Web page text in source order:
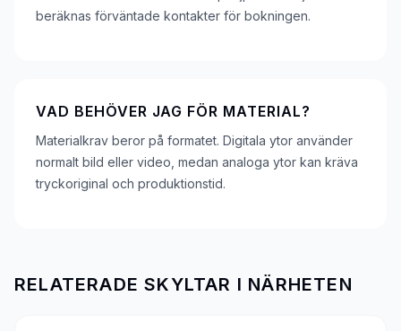
beräknas förväntade kontakter för bokningen.
VAD BEHÖVER JAG FÖR MATERIAL?
Materialkrav beror på formatet. Digitala ytor använder
normalt bild eller video, medan analoga ytor kan kräva
tryckoriginal och produktionstid.
RELATERADE SKYLTAR I NÄRHETEN